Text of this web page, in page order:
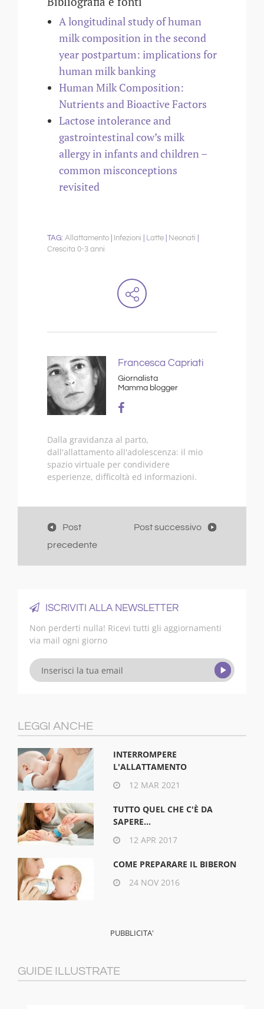
A longitudinal study of human
milk composition in the second
year postpartum: implications for
human milk banking
Human Milk Composition:
Nutrients and Bioactive Factors
Lactose intolerance and
gastrointestinal cow’s milk
allergy in infants and children –
common misconceptions
revisited
Allattamento Infezioni Latte
Neonati
Crescita 0-3 anni
Francesca Capriati
Giornalista
Mamma blogger
Dalla gravidanza al parto,
dall'allattamento all'adolescenza: il mio
spazio virtuale per condividere
esperienze, difficoltà ed informazioni.
Post
precedente
Post successivo
ISCRIVITI ALLA NEWSLETTER
Non perderti nulla! Ricevi tutti gli aggiornamenti
via mail ogni giorno
LEGGI ANCHE
INTERROMPERE
L'ALLATTAMENTO
12 MAR 2021
TUTTO QUEL CHE C'È DA
SAPERE...
12 APR 2017
COME PREPARARE IL BIBERON
24 NOV 2016
GUIDE ILLUSTRATE